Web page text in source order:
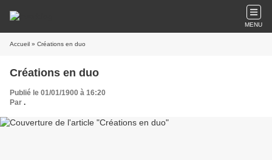
MENU
Accueil » Créations en duo
Créations en duo
Publié le 01/01/1900 à 16:20
Par .